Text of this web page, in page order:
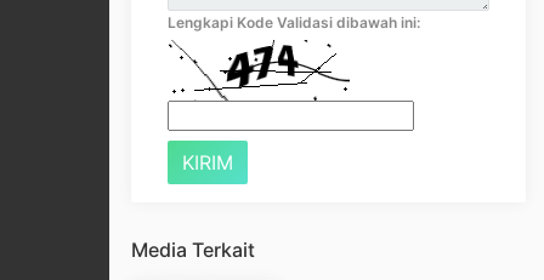
Lengkapi Kode Validasi dibawah ini:
Media Terkait